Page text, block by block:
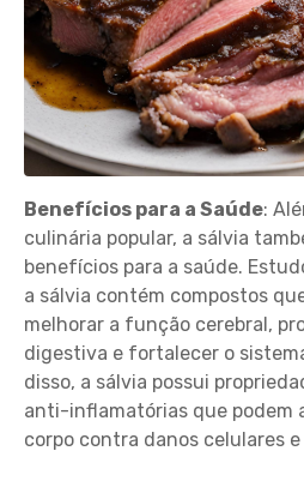
Benefícios para a Saúde:
culinária popular, a sálvia
benefícios para a saúde.
a sálvia contém compostos
melhorar a função cerebral,
digestiva e fortalecer o
disso, a sálvia possui
anti-inflamatórias que podem
corpo contra danos celulares